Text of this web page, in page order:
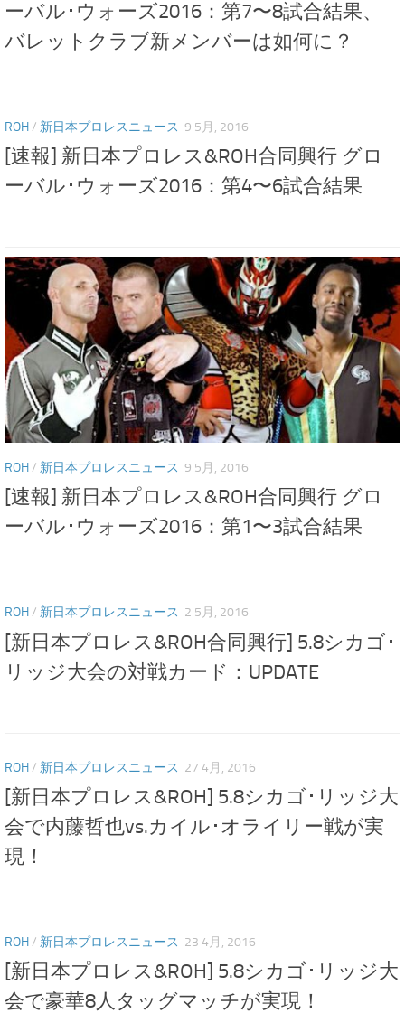
ーバル･ウォーズ2016：第7〜8試合結果、
バレットクラブ新メンバーは如何に？
ROH/ 新日本プロレスニュース 9 5月, 2016
[速報] 新日本プロレス&ROH合同興行 グロ
ーバル･ウォーズ2016：第4〜6試合結果
ROH/ 新日本プロレスニュース 9 5月, 2016
[速報] 新日本プロレス&ROH合同興行 グロ
ーバル･ウォーズ2016：第1〜3試合結果
ROH/ 新日本プロレスニュース 2 5月, 2016
[新日本プロレス&ROH合同興行] 5.8シカゴ･
リッジ大会の対戦カード：UPDATE
ROH/ 新日本プロレスニュース 27 4月, 2016
[新日本プロレス&ROH] 5.8シカゴ･リッジ大
会で内藤哲也vs.カイル･オライリー戦が実
現！
ROH/ 新日本プロレスニュース 23 4月, 2016
[新日本プロレス&ROH] 5.8シカゴ･リッジ大
会で豪華8人タッグマッチが実現！